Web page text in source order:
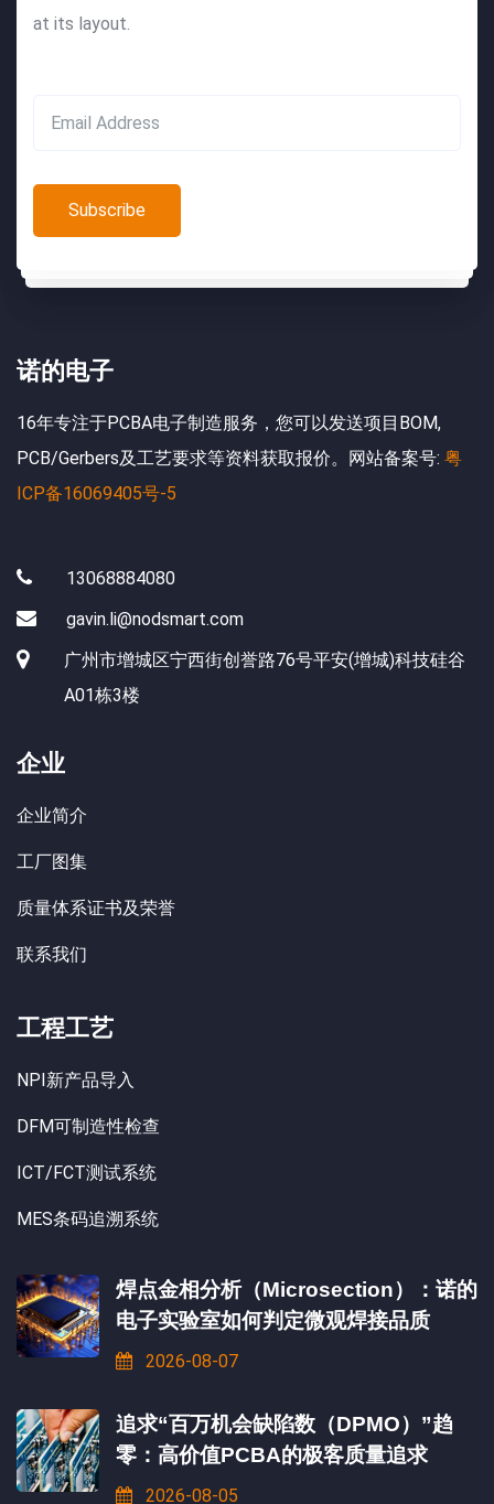
at its layout.
诺的电子
16年专注于PCBA电子制造服务，您可以发送项目BOM,
PCB/Gerbers及工艺要求等资料获取报价。网站备案号: 粤
ICP备16069405号-5
13068884080
gavin.li@nodsmart.com
广州市增城区宁西街创誉路76号平安(增城)科技硅谷
A01栋3楼
企业
企业简介
工厂图集
质量体系证书及荣誉
联系我们
工程工艺
NPI新产品导入
DFM可制造性检查
ICT/FCT测试系统
MES条码追溯系统
焊点金相分析（Microsection）：诺的
电子实验室如何判定微观焊接品质
2026-08-07
追求“百万机会缺陷数（DPMO）”趋
零：高价值PCBA的极客质量追求
2026-08-05